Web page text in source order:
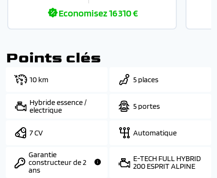
Economisez16 310 €
Points clés
10 km 5 places
Hybride essence /
electrique
5 portes
7 CV Automatique
Garantie
constructeur de 2
ans
E-TECH FULL HYBRID
200 ESPRIT ALPINE